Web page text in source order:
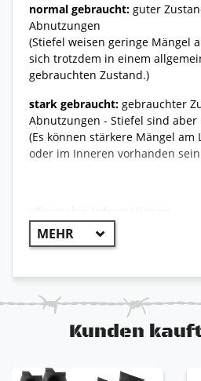
normal gebraucht: guter
Abnutzungen
(Stiefel weisen geringe Mängel
sich trotzdem in einem
gebrauchten Zustand.)
stark gebraucht: gebrauchter
Abnutzungen - Stiefel sind
(Es können stärkere Mängel am
oder im Inneren vorhanden
++ Original Bundeswehr ++
enormer Hitze und Nässe
Kampfstiefel ist sehr robust und
integrierten Hitzeschutz.
Schutz zu bieten und einen
Kunden